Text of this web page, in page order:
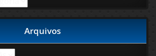
Arquivos